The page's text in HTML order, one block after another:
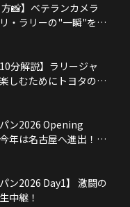
方📸】ベテランカメラ
・ラリーの"一瞬"を切
分解説】ラリージャ
しむためにトヨタの
を楽しく紹介！
パン2026 Opening
年は名古屋へ進出！現
ン2026 Day1】 激闘の
中継！